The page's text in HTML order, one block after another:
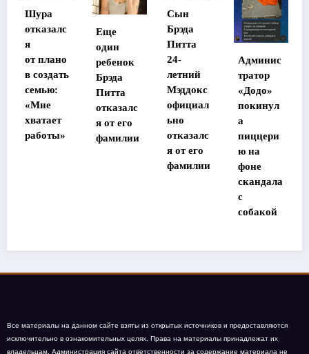
Еще
ребенок
Брэда
Питта
отказалс
я от его
фамилии
Сын
Брэда
Питта
24-
летний
Мэддокс
официал
ьно
отказалс
Админис
тратор
«Додо»
покинул
а
пиццери
ю на
фоне
Стала
известна
потеряв
шей
память
в Таилан
участниц
ы
«Дома-2»
Все материалы на данном сайте взяты из открытых источников и предоставляются
исключительно в ознакомительных целях. Права на материалы принадлежат их
владельцам. Администрация сайта ответственности за содержание материала не